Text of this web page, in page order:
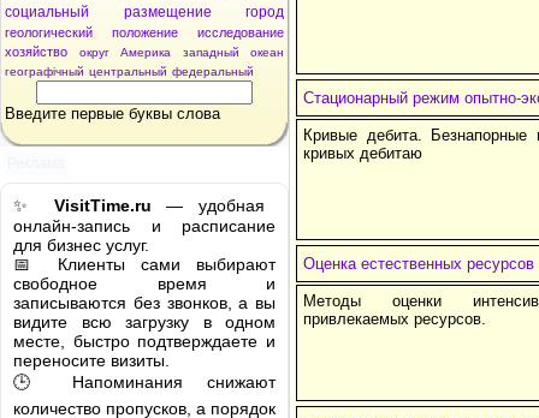
социальный
размещение город
геологический положение
исследование
хозяйство
округ Америка западный
океан
географічный центральный федеральный
Введите первые буквы слова
✨ VisitTime.ru — удобная
онлайн-запись и расписание
для бизнес услуг.
📅 Клиенты сами выбирают
свободное время и
записываются без звонков, а вы
видите всю загрузку в одном
месте, быстро подтверждаете и
переносите визиты.
🕒 Напоминания снижают
количество пропусков, а порядок
Стационарный режим опытно-
Кривые дебита.
кривых дебитаю
Оценка естественных ресурсов
Методы оценки
привлекаемых ресурсов.